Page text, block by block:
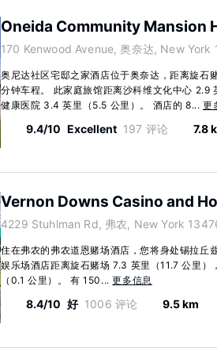
Oneida Community Mansion
170 Kenwood Avenue, 奥奈达, New York
奥尼达社区宅邸之家酒店位于奥奈达，距离旋石
分钟车程。 此家庭旅馆距离沙科维文化中心 2.9
健康医院 3.4 英里（5.5 公里）。 酒店的 8... 更
9.4/10 Excellent 197 评论 7.8
Vernon Downs Casino and
4229 Stuhlman Rd, 弗农, New York
住在弗农的弗农道恩赌场酒店，您将身处锡拉丘
娱乐场酒店距离旋石赌场 7.3 英里（11.7 公里）
（0.1 公里）。 有 150...更多信息
8.4/10 好 1006 评论 9.5 km